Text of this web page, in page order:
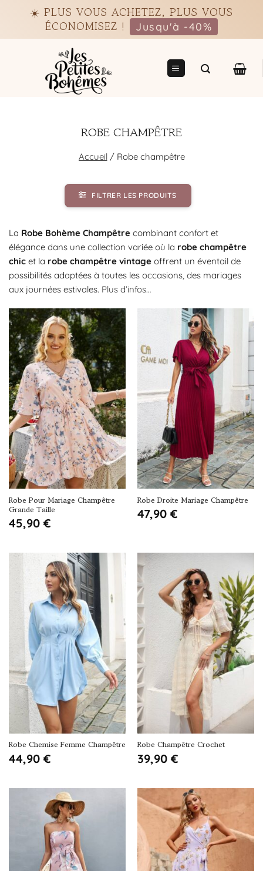
☀️ PLUS VOUS ACHETEZ, PLUS VOUS
ÉCONOMISEZ !
Jusqu'à -40%
ROBE CHAMPÊTRE
Accueil/ Robe champêtre
FILTRER LES PRODUITS
La Robe Bohème Champêtre combinant confort et
élégance dans une collection variée où la robe champêtre
chic et la robe champêtre vintage offrent un éventail de
possibilités adaptées à toutes les occasions, des mariages
aux journées estivales. Plus d’infos…
Robe Pour Mariage Champêtre
Grande Taille
45,90 €
Robe Droite Mariage Champêtre
47,90 €
Robe Chemise Femme Champêtre
44,90 €
Robe Champêtre Crochet
39,90 €